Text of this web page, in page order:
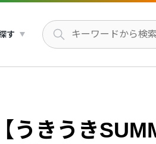
す
【うきうき